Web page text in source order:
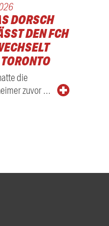
DORSCH
DEN FCH
die
zuvor …